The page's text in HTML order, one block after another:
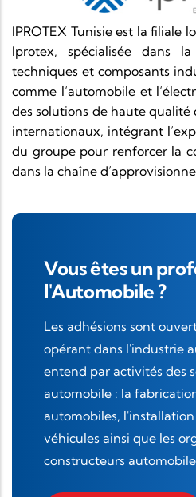
IPROTEX Tunisie est la filiale
Iprotex, spécialisée dans
techniques et composants
comme l’automobile et
des solutions de haute qualité
internationaux, intégrant
du groupe pour renforcer la
dans la chaîne
Vous êtes un
l'Automobile ?
Les adhésions sont
opérant dans l'industrie
entend par activités des
automobile : la
automobiles,
véhicules ainsi que les
constructeurs